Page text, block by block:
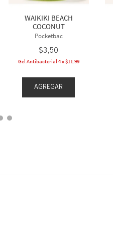
WAIKIKI BEACH
COCONUT
Pocketbac
$3,50
Gel Antibacterial 4 x $11.99
AGREGAR